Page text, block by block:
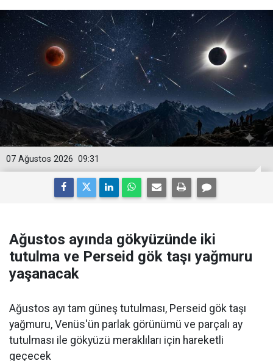
09:31
07 Ağustos 2026
Ağustos ayında gökyüzünde iki
tutulma ve Perseid gök taşı yağmuru
yaşanacak
Ağustos ayı tam güneş tutulması, Perseid gök taşı
yağmuru, Venüs'ün parlak görünümü ve parçalı ay
tutulması ile gökyüzü meraklıları için hareketli
geçecek